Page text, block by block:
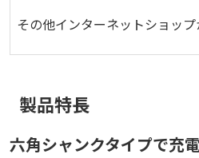
その他インターネットショッ
製品特長
六角シャンクタイプで充